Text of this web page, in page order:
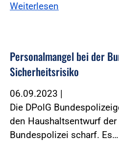
Weiterlesen
Personalmangel bei der
Sicherheitsrisiko
06.09.2023 |
Die DPolG
den Haushaltsentwurf
Bundespolizei scharf. Es…